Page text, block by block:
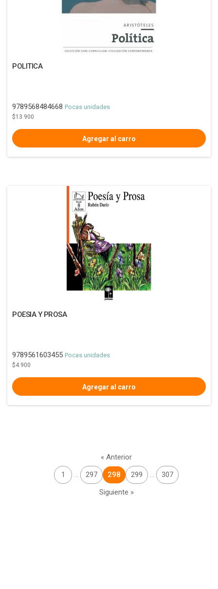
POLITICA
9789568484668 Pocas unidades
$13.900
POESIA Y PROSA
9789561603455 Pocas unidades
$4.900
« Anterior
1
… 297 298 299 …
307
Siguiente »